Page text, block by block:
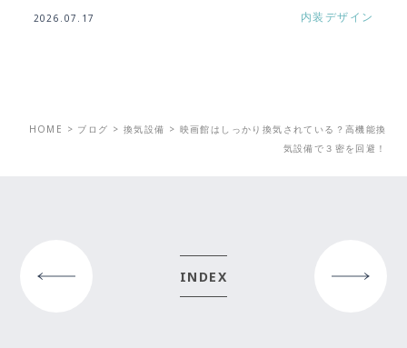
2026.07.17 内装デザイン
HOME > ブログ > 換気設備 > 映画館はしっかり換気されている？高機能換
気設備で３密を回避！
INDEX